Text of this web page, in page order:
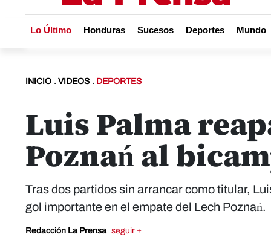
Lo Último Honduras Sucesos Deportes Mundo
INICIO . VIDEOS . DEPORTES
Luis Palma
Poznań al
Tras dos partidos sin arrancar como titular,
gol importante en el empate del Lech Poznań.
Redacción La Prensa seguir +